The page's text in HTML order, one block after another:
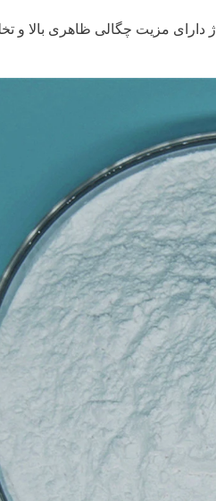
دارای مزیت چگالی ظاهری بالا و